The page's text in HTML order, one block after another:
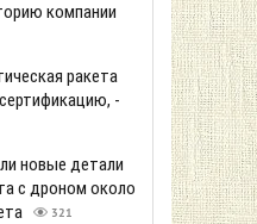
компании
ракета
-
новые детали
с дроном около
321